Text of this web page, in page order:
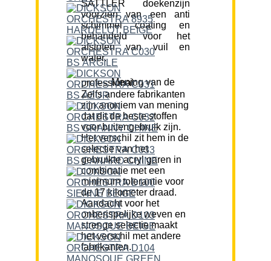
SATTLER doekenzijn
voorzien van een anti
schimmel coating en
behandeld voor het
afstoten van vuil en
water.
Mening van de professional:
Zelfs andere fabrikanten
zijn anoniem van mening
dat dit de beste stoffen
voor buitengebruik zijn.
Het verschil zit hem in de
selectie van het
gebruikte acryl garen in
combinatie met een
minimum tolerantie voor
de 17 kilometer draad.
Aandacht voor het
onberispelijke weven en
strenge selectie maakt
het verschil met andere
fabrikanten.